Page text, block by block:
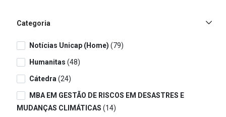
Categoria
Notícias Unicap (Home) (79)
Humanitas (48)
Cátedra (24)
MBA EM GESTÃO DE RISCOS EM DESASTRES E
MUDANÇAS CLIMÁTICAS (14)